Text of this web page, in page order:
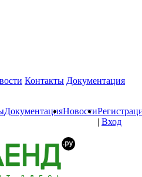
Контакты Документация
ДокументацияНовости
| Вход